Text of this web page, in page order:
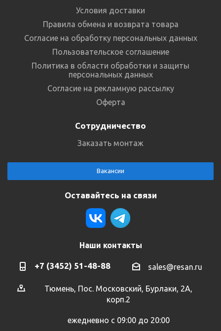
Условия доставки
Правила обмена и возврата товара
Согласие на обработку персональных данных
Пользовательское соглашение
Политика в области обработки и защиты
персональных данных
Согласие на рекламную рассылку
Оферта
Сотрудничество
Заказать монтаж
Вакансии
Оставайтесь на связи
Наши контакты
+7 (3452) 51-48-88 sales@resan.ru
Тюмень, Пос. Московский, Бурлаки, 2А,
корп.2
ежедневно с 09:00 до 20:00